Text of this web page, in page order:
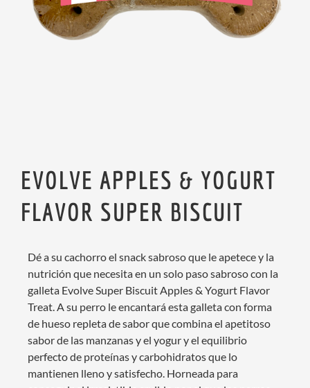
EVOLVE APPLES & YOGURT
FLAVOR SUPER BISCUIT
Dé a su cachorro el snack sabroso que le apetece y la
nutrición que necesita en un solo paso sabroso con la
galleta Evolve Super Biscuit Apples & Yogurt Flavor
Treat. A su perro le encantará esta galleta con forma
de hueso repleta de sabor que combina el apetitoso
sabor de las manzanas y el yogur y el equilibrio
perfecto de proteínas y carbohidratos que lo
mantienen lleno y satisfecho. Horneada para